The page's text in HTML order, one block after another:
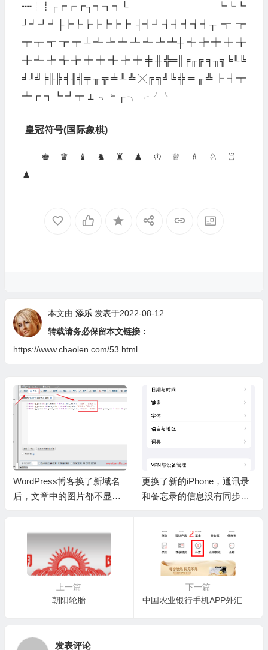
┉┊┋┌┍┎┏┐┑┒┓└ ┕┖┗
┘┙┚┛├┝┞┟┠┡┢┣ ┤┥┦┧┨┩┪┫┬ ┭ ┮
┯ ┰ ┱ ┲ ┳ ┴ ┵ ┶ ┷ ┸ ┹ ┺ ┻┼ ┽ ┾ ┿ ╀ ╁
╂ ╃ ╄ ╅ ╆ ╇ ╈ ╉ ╊ ╋ ╪ ╫ ╬═║╒╓╔ ╕╖╗╘╙╚
╛╜╝╞╟╠ ╡╢╣╤ ╥ ╦ ╧ ╨ ╩ ╳╔ ╗╝╚ ╬ ═ ╓ ╩ ┠ ┨┯
┷┏ ┓┗ ┛┳ ⊥ ﹃ ﹄┌ ╮ ╭ ╯╰
皇冠符号(国际象棋)
♚ ♛ ♝ ♞ ♜ ♟ ♔ ♕ ♗ ♘ ♖
♟
本文由 添乐 发表于2022-08-12
转载请务必保留本文链接：
https://www.chaolen.com/53.html
WordPress博客换了新域名
后，文章中的图片都不显示
更换了新的iPhone，通讯录
和备忘录的信息没有同步过
上一篇
朝阳轮胎
下一篇
中国农业银行手机APP外汇结售汇
发表评论